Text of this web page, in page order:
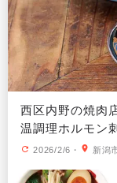
西区内野の焼肉
温調理ホルモン
2026/2/6 ・ 新潟